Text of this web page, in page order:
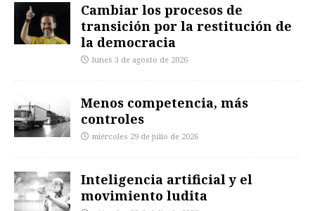
Cambiar los procesos de
transición por la restitución de
la democracia
lunes 3 de agosto de 2026
Menos competencia, más
controles
miércoles 29 de julio de 2026
Inteligencia artificial y el
movimiento ludita